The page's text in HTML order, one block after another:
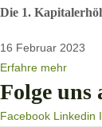
Die 1.
16 Februar 2023
Erfahre mehr
Folge uns
Facebook Linkedin